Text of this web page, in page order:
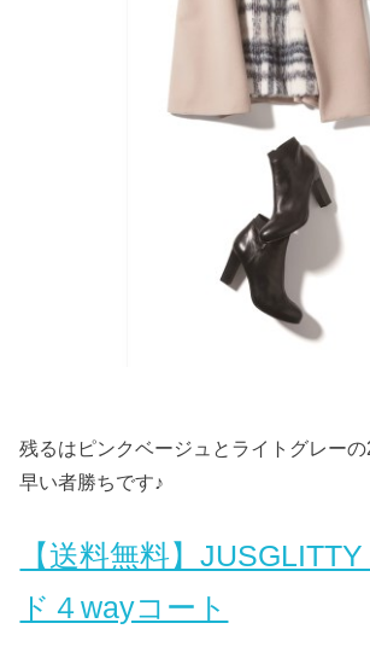
残るはピンクベージュとライトグレーの
早い者勝ちです♪
【送料無料】
ド４wayコート